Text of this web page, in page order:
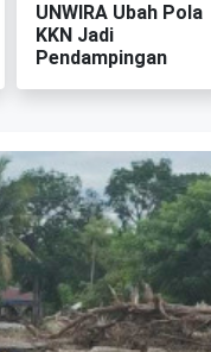
‎UNWIRA Ubah Pola
KKN Jadi
Pendampingan